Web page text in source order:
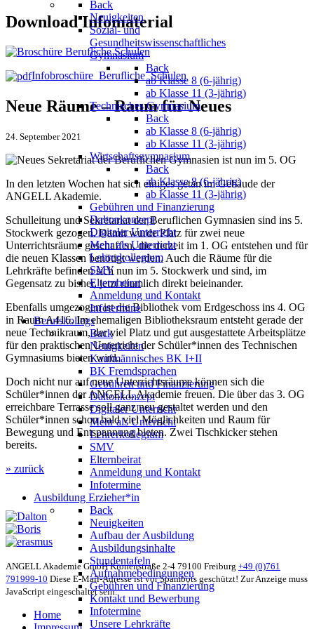
Back
Neuigkeiten
Sozial- und
Gesundheitswissenschaftliches
Gymnasium
Back
ab Klasse 8 (6-jährig)
ab Klasse 11 (3-jährig)
Technisches Gymnasium
Back
ab Klasse 8 (6-jährig)
ab Klasse 11 (3-jährig)
Wirtschaftsgymnasium
Back
ab Klasse 8 (6-jährig)
ab Klasse 11 (3-jährig)
Gebühren und Finanzierung
Daltonkonzept
Digitaler Unterricht
Mehr als Unterricht
Lehrerkollegium
SMV
Elternbeirat
Anmeldung und Kontakt
Infotermine
Berufskollegs
Back
Neuigkeiten
Kaufmännisches BK I+II
BK Fremdsprachen
Gebühren und Finanzierung
Daltonkonzept
Digitaler Unterricht
Mehr als Unterricht
Lehrerkollegium
SMV
Elternbeirat
Anmeldung und Kontakt
Infotermine
Ausbildung Erzieher*in
Back
Neuigkeiten
Aufbau der Ausbildung
Ausbildungsinhalte
Stundentafeln
Aufnahmebedingungen
Gebühren und Finanzierung
Kontakt und Bewerbung
Infotermine
Unsere Lehrkräfte
Download Infomaterial
Infobroschüre_Berufliche_Schulen
Neue Räume – Raum für Neues
24. September 2021
In den letzten Wochen hat sich einiges getan im Gebäude der
ANGELL Akademie.
Schulleitung und Sekretariat der Beruflichen Gymnasien sind ins 5.
Stockwerk gezogen. Damit wurde Platz für zwei neue
Unterrichtsräume geschaffen, die derzeit im 1. OG entstehen und für
die neuen Klassen benötigt werden. Auch die Räume für die
Lehrkräfte befinden sich nun im 5. Stockwerk und sind, im
Gegensatz zu bisher, jetzt räumlich direkt beieinander.
Ebenfalls umgezogen ist die Bibliothek vom Erdgeschoss ins 4. OG
in Raum A416. Im ehemaligen Bibliotheksraum entsteht gerade der
neue Technikraum, der viel Platz und gut ausgestattete Arbeitsplätze
für den praktischen Unterricht der Schüler*innen des Technischen
Gymnasiums bieten wird.
Doch nicht nur auf neue Unterrichtsräume können sich die
Schüler*innen der ANGELL Akademie freuen. Die über das 3. OG
erreichbare Terrasse soll ganz neu gestaltet werden und den
Schüler*innen schon bald viel Möglichkeiten und Raum für
Bewegung und Entspannung bieten. Zwei Tischkicker stehen
bereits.
» zurück
ANGELL Akademie GmbH Kronenstraße 2-4 79100 Freiburg +49 (0)761
791999-10 Diese E-Mail-Adresse ist vor Spambots geschützt! Zur Anzeige muss
JavaScript eingeschaltet sein.
Home